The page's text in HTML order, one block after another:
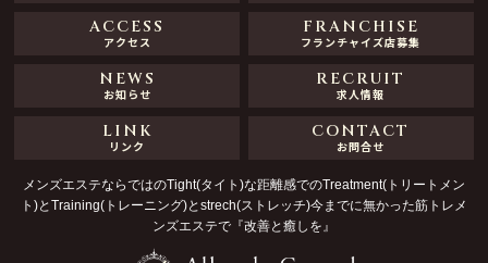
ACCESS
アクセス
FRANCHISE
フランチャイズ店募集
NEWS
お知らせ
RECRUIT
求人情報
LINK
リンク
CONTACT
お問合せ
メンズエステならではのTight(タイト)な距離感でのTreatment(トリートメン
ト)とTraining(トレーニング)とstrech(ストレッチ)今までに無かった筋トレメ
ンズエステで『改善と癒しを』